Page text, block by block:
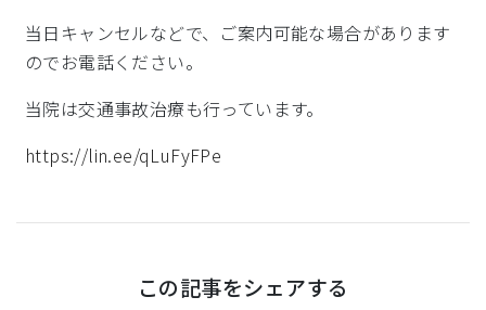
当日キャンセルなどで、ご案内可能な場合があります
のでお電話ください。
当院は交通事故治療も行っています。
https://lin.ee/qLuFyFPe
この記事をシェアする